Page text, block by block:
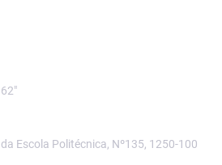
Escola Politécnica, Nº135, 1250-100